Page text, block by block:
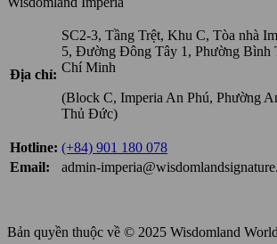
Địa chỉ:
SC2-3, Tầng Trệt, Khu C, Tòa nhà
5, Đường Đông Tây 1, Phường Bình
Chí Minh
(Block C, Imperia An Phú, Phường
Thủ Đức)
Hotline: (+84) 901 180 078
Email:
admin-
Bản quyền thuộc về © 2025 Wisdomland